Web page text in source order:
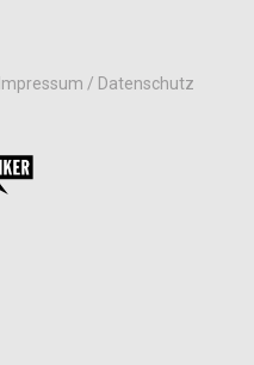
Impressum / Datenschutz